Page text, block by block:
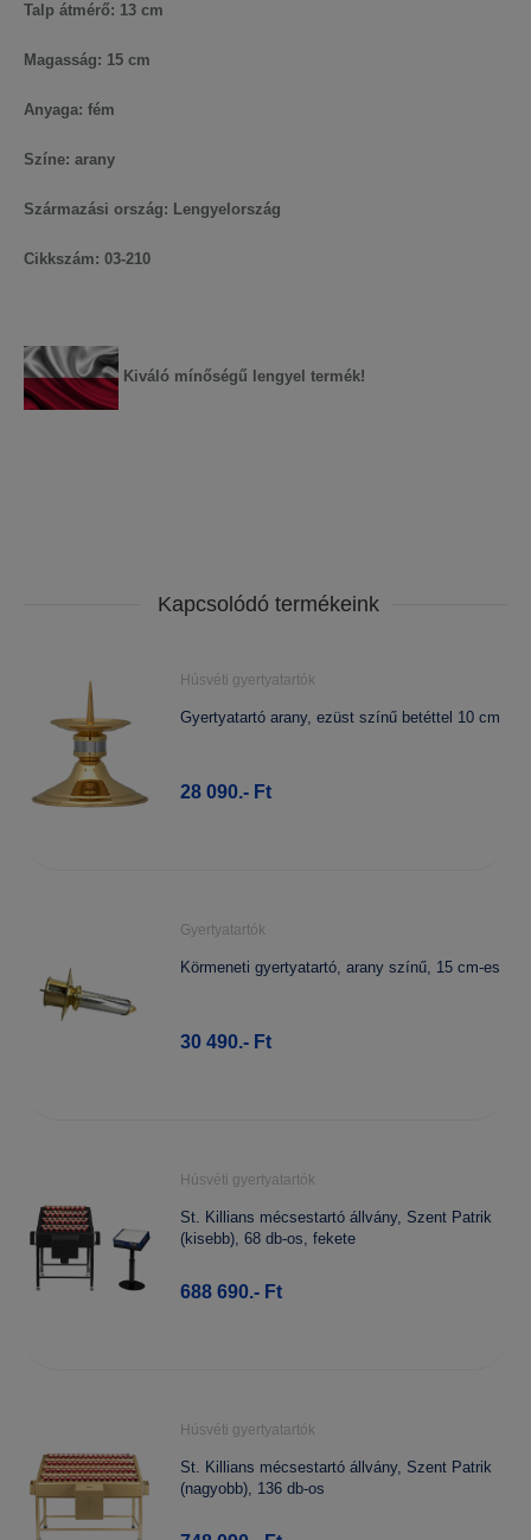
Talp átmérő: 13 cm
Magasság: 15 cm
Anyaga: fém
Színe: arany
Származási ország: Lengyelország
Cikkszám: 03-210
Kiváló mínőségű lengyel termék!
Kapcsolódó termékeink
Húsvéti gyertyatartók
Gyertyatartó arany, ezüst színű betéttel 10 cm
28 090.- Ft
Gyertyatartók
Körmeneti gyertyatartó, arany színű, 15 cm-es
30 490.- Ft
Húsvéti gyertyatartók
St. Killians mécsestartó állvány, Szent Patrik
(kisebb), 68 db-os, fekete
688 690.- Ft
Húsvéti gyertyatartók
St. Killians mécsestartó állvány, Szent Patrik
(nagyobb), 136 db-os